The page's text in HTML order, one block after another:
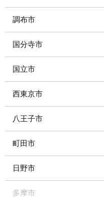
調布市
国分寺市
国立市
西東京市
八王子市
町田市
日野市
多摩市